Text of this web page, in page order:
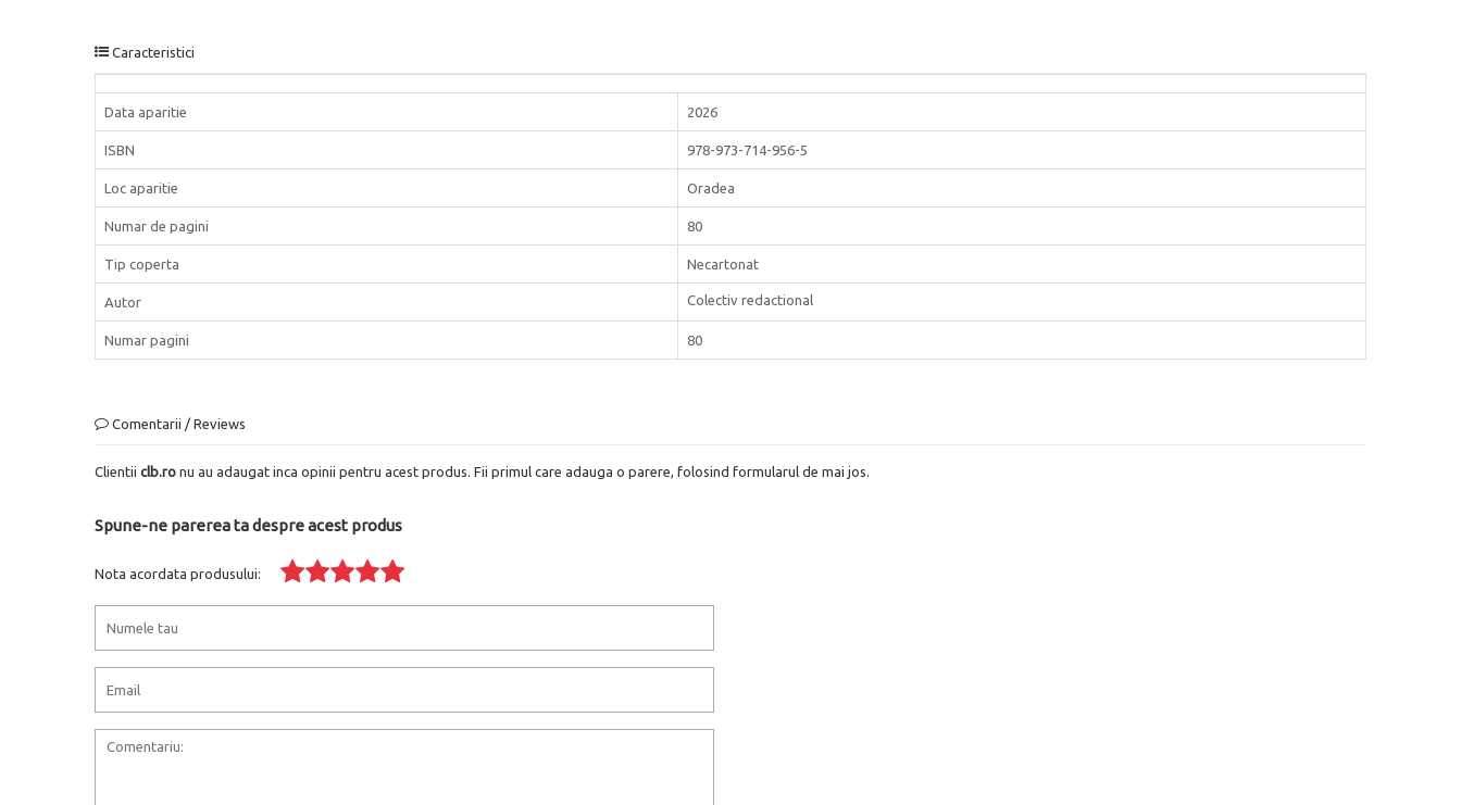
Caracteristici
Data aparitie 2026
ISBN 978-973-714-956-5
Loc aparitie Oradea
Numar de pagini 80
Tip coperta Necartonat
Autor Colectiv redactional
Numar pagini 80
Comentarii / Reviews
Clientii clb.ro nu au adaugat inca opinii pentru acest produs. Fii primul care adauga o parere, folosind formularul de mai jos.
Spune-ne parerea ta despre acest produs
Nota acordata produsului: